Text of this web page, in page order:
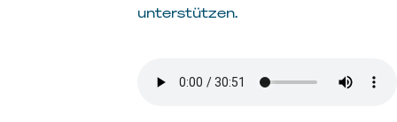
unterstützen.